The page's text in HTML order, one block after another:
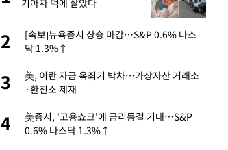
기아차 덕에 살았다
2
[속보]뉴욕증시 상승 마감…S&P 0.6% 나스
닥 1.3%↑
3
美, 이란 자금 옥죄기 박차…가상자산 거래소
·환전소 제재
4
美증시, '고용쇼크'에 금리동결 기대…S&P
0.6% 나스닥 1.3%↑